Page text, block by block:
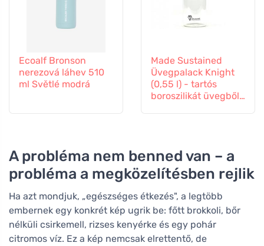
Ecoalf Bronson
nerezová láhev 510
ml Světlé modrá
Made Sustained
Üvegpalack Knight
(0,55 l) - tartós
boroszilikát üvegből
A probléma nem benned van – a
probléma a megközelítésben rejlik
Ha azt mondjuk, „egészséges étkezés", a legtöbb
embernek egy konkrét kép ugrik be: főtt brokkoli, bőr
nélküli csirkemell, rizses kenyérke és egy pohár
citromos víz. Ez a kép nemcsak elrettentő, de